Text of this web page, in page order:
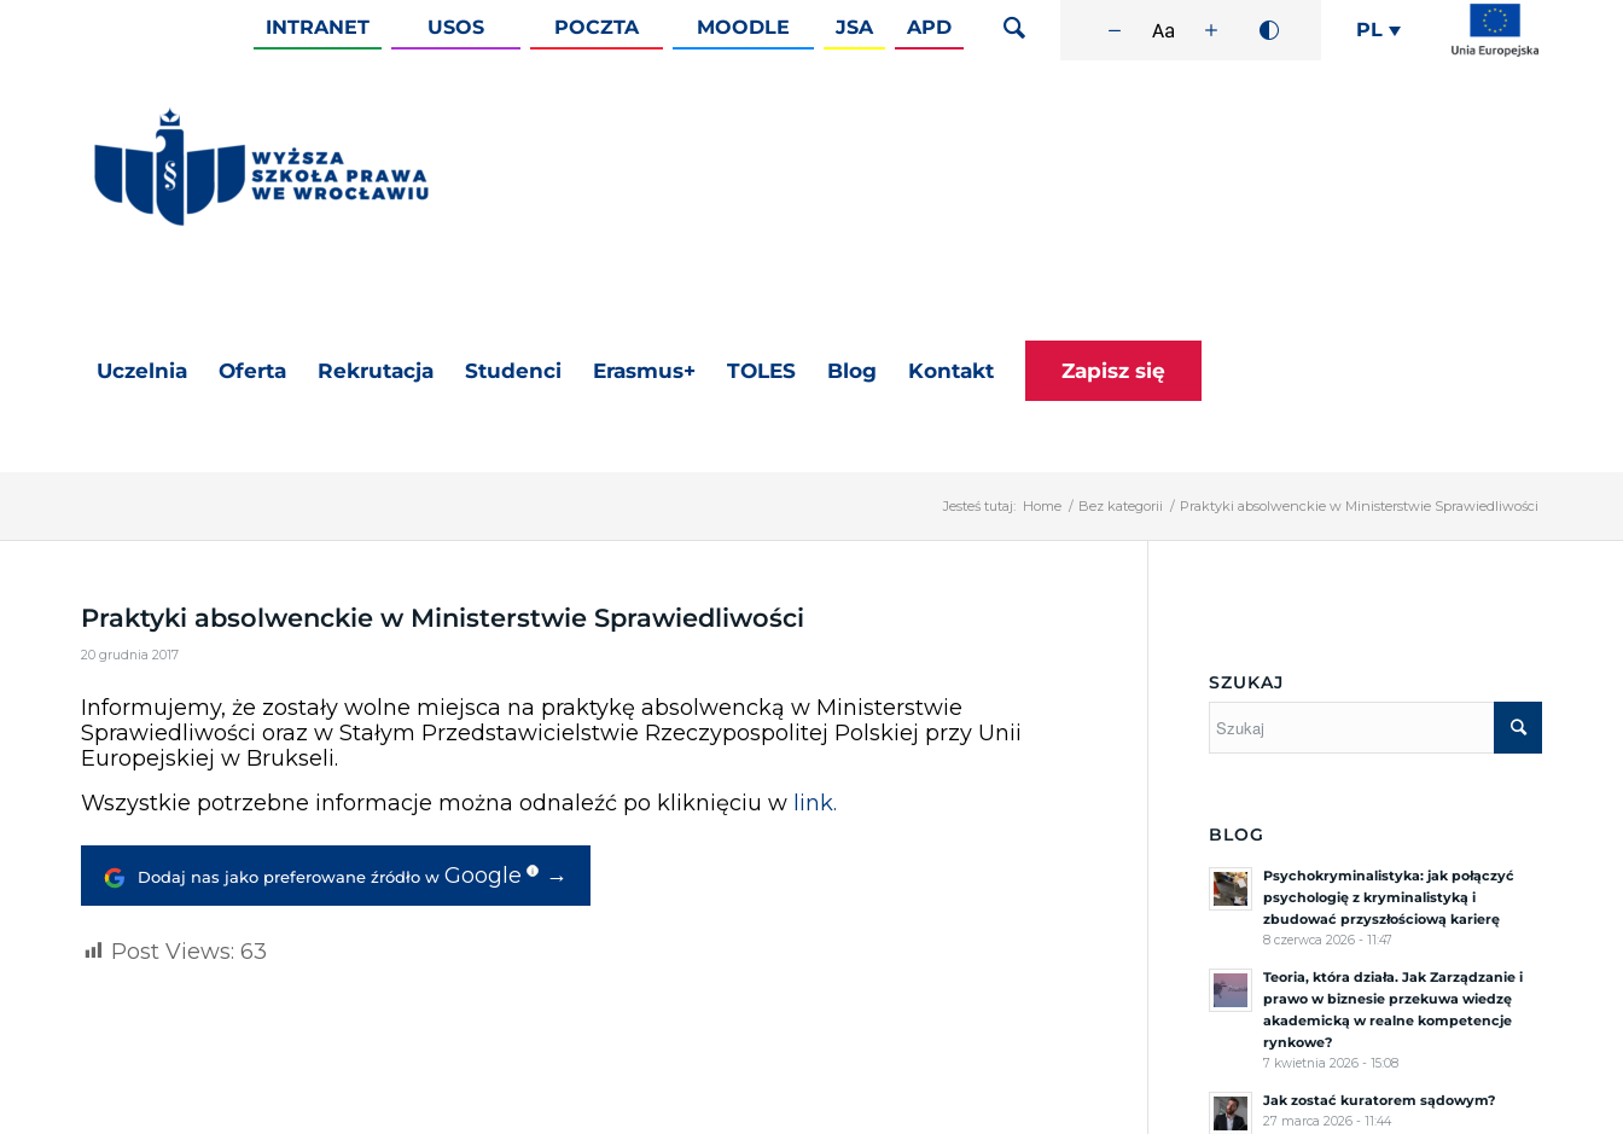
INTRANET USOS POCZTA MOODLE JSA APD PL
Uczelnia Oferta Rekrutacja Studenci Erasmus+ TOLES Blog Kontakt Zapisz się
Jesteś tutaj: Home / Bez kategorii / Praktyki absolwenckie w Ministerstwie Sprawiedliwości
Praktyki absolwenckie w Ministerstwie Sprawiedliwości
20 grudnia 2017
Informujemy, że zostały wolne miejsca na praktykę absolwencką w Ministerstwie
Sprawiedliwości oraz w Stałym Przedstawicielstwie Rzeczypospolitej Polskiej przy Unii
Europejskiej w Brukseli.
Wszystkie potrzebne informacje można odnaleźć po kliknięciu w link.
Dodaj nas jako preferowane źródło w Google i →
Post Views: 63
SZUKAJ
BLOG
Psychokryminalistyka: jak połączyć
psychologię z kryminalistyką i
zbudować przyszłościową karierę
8 czerwca 2026 - 11:47
Teoria, która działa. Jak Zarządzanie i
prawo w biznesie przekuwa wiedzę
akademicką w realne kompetencje
rynkowe?
7 kwietnia 2026 - 15:08
Jak zostać kuratorem sądowym?
27 marca 2026 - 11:44